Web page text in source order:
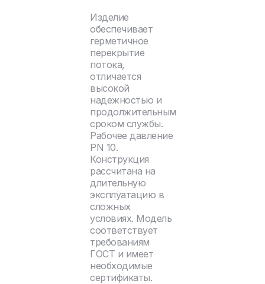
Изделие
обеспечивает
герметичное
перекрытие
потока,
отличается
высокой
надежностью и
продолжительным
сроком службы.
Рабочее давление
PN 10.
Конструкция
рассчитана на
длительную
эксплуатацию в
сложных
условиях. Модель
соответствует
требованиям
ГОСТ и имеет
необходимые
сертификаты.